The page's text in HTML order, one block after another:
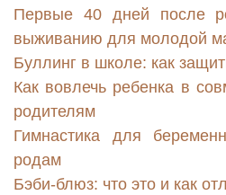
Первые 40 дней после
выживанию для молодой
Буллинг в школе: как
Как вовлечь ребенка в
родителям
Гимнастика для
родам
Бэби-блюз: что это и как